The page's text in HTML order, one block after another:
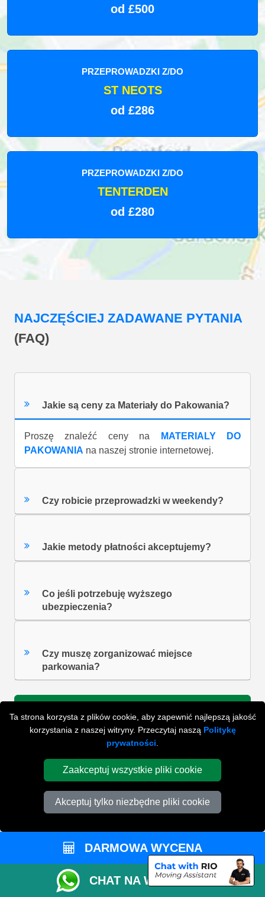
Ta strona korzysta z plików cookie, aby zapewnić najlepszą jakość
korzystania z naszej witryny. Przeczytaj naszą Politykę
prywatności
Zaakceptuj wszystkie pliki cookie
Akceptuj tylko niezbędne pliki cookie
od £500
PRZEPROWADZKI Z/DO
ST NEOTS
od £286
PRZEPROWADZKI Z/DO
TENTERDEN
od £280
NAJCZĘŚCIEJ ZADAWANE PYTANIA
(FAQ)
Jakie są ceny za Materiały do Pakowania?
Proszę znaleźć ceny na
MATERIALY DO
PAKOWANIA na naszej stronie internetowej.
Czy robicie przeprowadzki w weekendy?
Jakie metody płatności akceptujemy?
Co jeśli potrzebuję wyższego
ubezpieczenia?
Czy muszę zorganizować miejsce
parkowania?
ZOBACZ WSZYSTKIE FAQ'S
WYSZUKAJ W NAJCZĘŚCIEJ ZADAWANYCH
PYTANIACH
PONIŻSZYCH WYNIKÓW
DARMOWA WYCENA
CHAT NA WHATSAPP